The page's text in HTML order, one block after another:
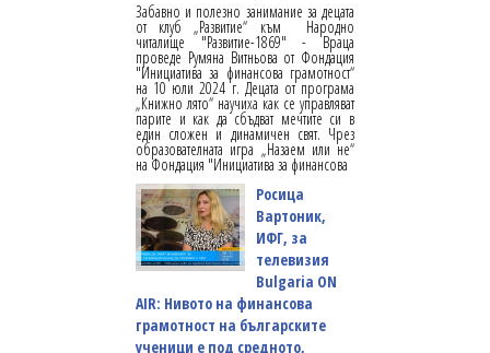
Забавно и полезно занимание за децата
от клуб „Развитие“ към Народно
читалище "Развитие-1869" - Враца
проведе Румяна Витньова от Фондация
"Инициатива за финансова грамотност“
на 10 юли 2024 г. Децата от програма
„Книжно лято“ научиха как се управляват
парите и как да сбъдват мечтите си в
един сложен и динамичен свят. Чрез
образователната игра „Назаем или не“
на Фондация "Инициатива за финансова
Росица
Вартоник,
ИФГ, за
телевизия
Bulgaria ON
AIR: Нивото на финансова
грамотност на българските
ученици е под средното,